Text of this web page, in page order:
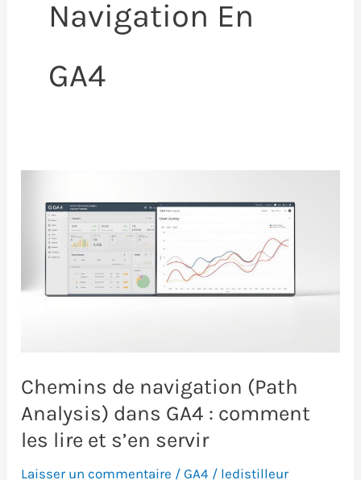
Navigation En
GA4
Chemins de navigation (Path
Analysis) dans GA4 : comment
les lire et s’en servir
Laisser un commentaire /GA4 / ledistilleur